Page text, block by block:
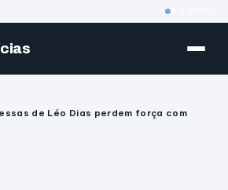
de Léo Dias perdem força com